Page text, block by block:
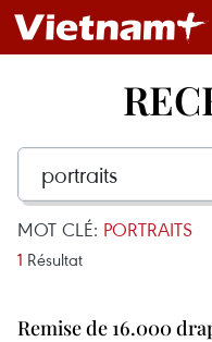
MOT CLÉ: PORTRAITS
1 Résultat
Remise de 16.000